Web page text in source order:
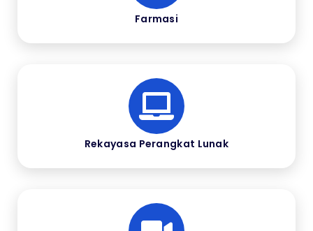
Farmasi
Rekayasa Perangkat Lunak